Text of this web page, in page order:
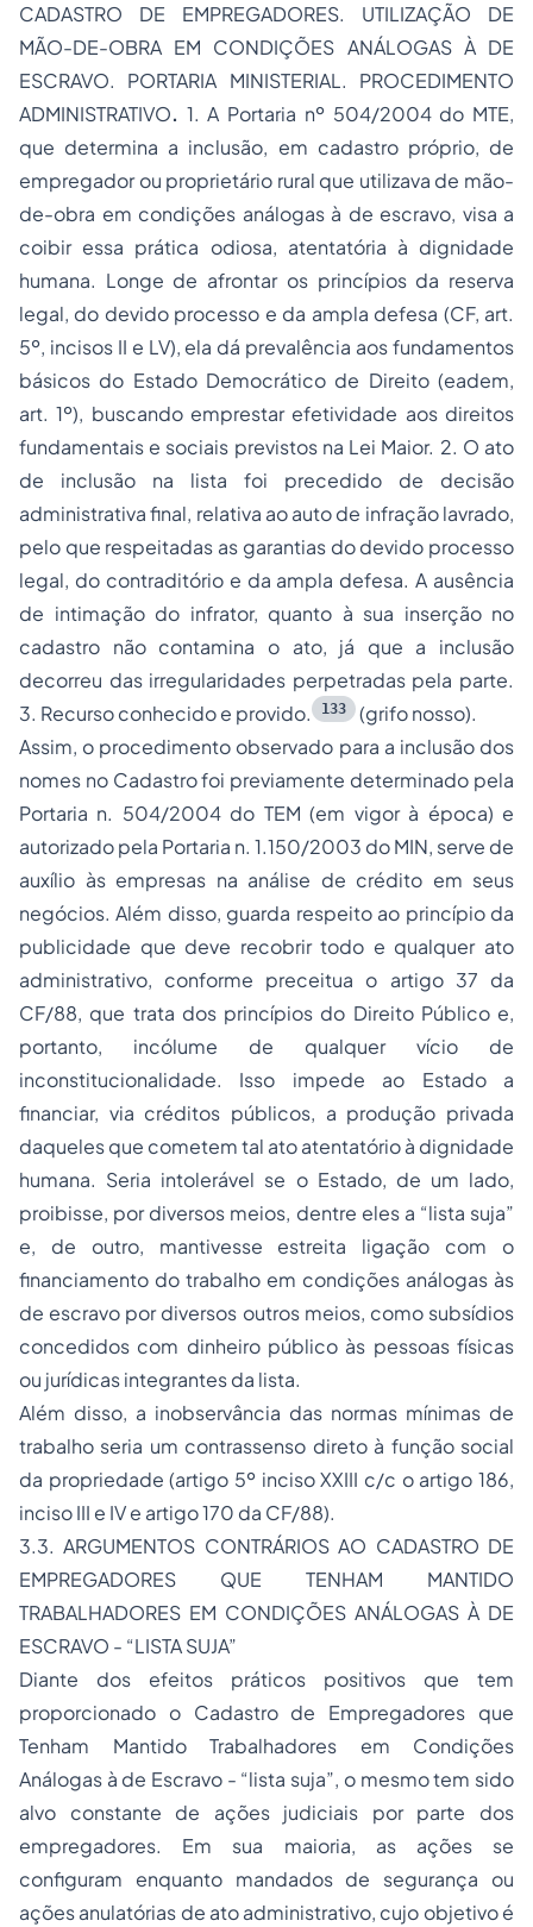
CADASTRO DE EMPREGADORES. UTILIZAÇÃO DE
MÃO-DE-OBRA EM CONDIÇÕES ANÁLOGAS À DE
ESCRAVO. PORTARIA MINISTERIAL. PROCEDIMENTO
ADMINISTRATIVO. 1. A Portaria nº 504/2004 do MTE,
que determina a inclusão, em cadastro próprio, de
empregador ou proprietário rural que utilizava de mão-
de-obra em condições análogas à de escravo, visa a
coibir essa prática odiosa, atentatória à dignidade
humana. Longe de afrontar os princípios da reserva
legal, do devido processo e da ampla defesa (CF, art.
5º, incisos II e LV), ela dá prevalência aos fundamentos
básicos do Estado Democrático de Direito (eadem,
art. 1º), buscando emprestar efetividade aos direitos
fundamentais e sociais previstos na Lei Maior. 2. O ato
de inclusão na lista foi precedido de decisão
administrativa final, relativa ao auto de infração lavrado,
pelo que respeitadas as garantias do devido processo
legal, do contraditório e da ampla defesa. A ausência
de intimação do infrator, quanto à sua inserção no
cadastro não contamina o ato, já que a inclusão
decorreu das irregularidades perpetradas pela parte.
3. Recurso conhecido e provido.
133
(grifo nosso).
Assim, o procedimento observado para a inclusão dos
nomes no Cadastro foi previamente determinado pela
Portaria n. 504/2004 do TEM (em vigor à época) e
autorizado pela Portaria n. 1.150/2003 do MIN, serve de
auxílio às empresas na análise de crédito em seus
negócios. Além disso, guarda respeito ao princípio da
publicidade que deve recobrir todo e qualquer ato
administrativo, conforme preceitua o artigo 37 da
CF/88, que trata dos princípios do Direito Público e,
portanto, incólume de qualquer vício de
inconstitucionalidade. Isso impede ao Estado a
financiar, via créditos públicos, a produção privada
daqueles que cometem tal ato atentatório à dignidade
humana. Seria intolerável se o Estado, de um lado,
proibisse, por diversos meios, dentre eles a “lista suja”
e, de outro, mantivesse estreita ligação com o
financiamento do trabalho em condições análogas às
de escravo por diversos outros meios, como subsídios
concedidos com dinheiro público às pessoas físicas
ou jurídicas integrantes da lista.
Além disso, a inobservância das normas mínimas de
trabalho seria um contrassenso direto à função social
da propriedade (artigo 5º inciso XXIII c/c o artigo 186,
inciso III e IV e artigo 170 da CF/88).
3.3. ARGUMENTOS CONTRÁRIOS AO CADASTRO DE
EMPREGADORES QUE TENHAM MANTIDO
TRABALHADORES EM CONDIÇÕES ANÁLOGAS À DE
ESCRAVO - “LISTA SUJA”
Diante dos efeitos práticos positivos que tem
proporcionado o Cadastro de Empregadores que
Tenham Mantido Trabalhadores em Condições
Análogas à de Escravo - “lista suja”, o mesmo tem sido
alvo constante de ações judiciais por parte dos
empregadores. Em sua maioria, as ações se
configuram enquanto mandados de segurança ou
ações anulatórias de ato administrativo, cujo objetivo é